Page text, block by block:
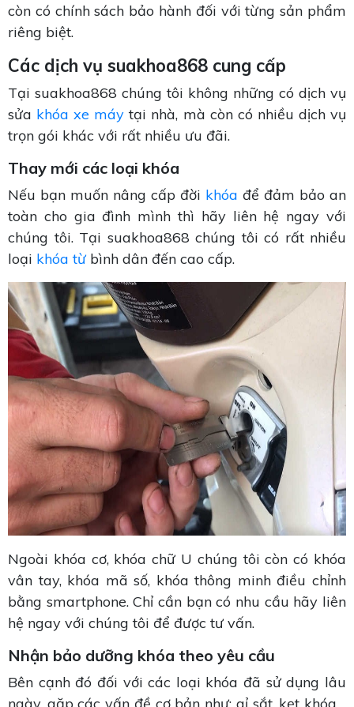
còn có chính sách bảo hành đối với từng sản phẩm
riêng biệt.
Các dịch vụ suakhoa868 cung cấp
Tại suakhoa868 chúng tôi không những có dịch vụ
sửa khóa xe máy tại nhà, mà còn có nhiều dịch vụ
trọn gói khác với rất nhiều ưu đãi.
Thay mới các loại khóa
Nếu bạn muốn nâng cấp đời khóa để đảm bảo an
toàn cho gia đình mình thì hãy liên hệ ngay với
chúng tôi. Tại suakhoa868 chúng tôi có rất nhiều
loại khóa từbình dân đến cao cấp.
Ngoài khóa cơ, khóa chữ U chúng tôi còn có khóa
vân tay, khóa mã số, khóa thông minh điều chỉnh
bằng smartphone. Chỉ cần bạn có nhu cầu hãy liên
hệ ngay với chúng tôi để được tư vấn.
Nhận bảo dưỡng khóa theo yêu cầu
Bên cạnh đó đối với các loại khóa đã sử dụng lâu